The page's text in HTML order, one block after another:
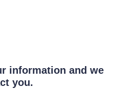
information and we
you.